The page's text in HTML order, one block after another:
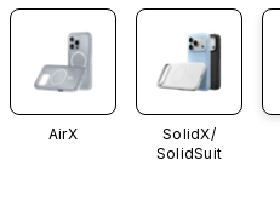
AirX
SolidX/
SolidSuit